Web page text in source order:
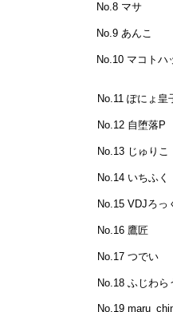
No.8 マサ
No.9 あんこ
No.10 マコトハ
No.11 ぽにょ皇
No.12 自堕落P
No.13 じゅりこ
No.14 いちふく
No.15 VDJろっ
No.16 鷹匠
No.17 つでい
No.18 ふじわら
No.19